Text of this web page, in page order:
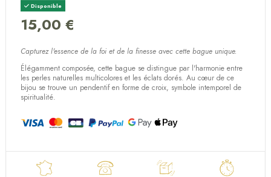
Disponible
15,00 €
Capturez l'essence de la foi et de la finesse avec cette bague unique.
Élégamment composée, cette bague se distingue par l'harmonie entre
les perles naturelles multicolores et les éclats dorés. Au cœur de ce
bijou se trouve un pendentif en forme de croix, symbole intemporel de
spiritualité.